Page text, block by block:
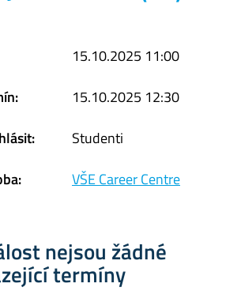
15.10.2025 11:00
15.10.2025 12:30
Studenti
VŠE Career Centre
nejsou žádné
termíny